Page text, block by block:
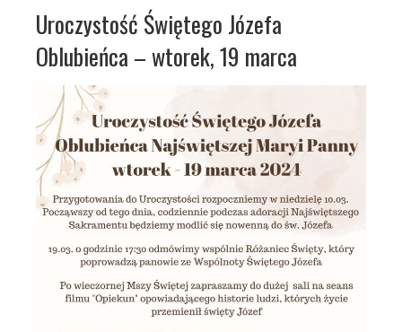
Uroczystość Świętego Józefa
Oblubieńca – wtorek, 19 marca